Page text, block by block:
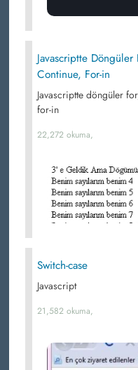
Javascriptte
Continue, For-in
Javascriptte döngüler
for-in
22,272 okuma,
Switch-case
Javascript
21,582 okuma,